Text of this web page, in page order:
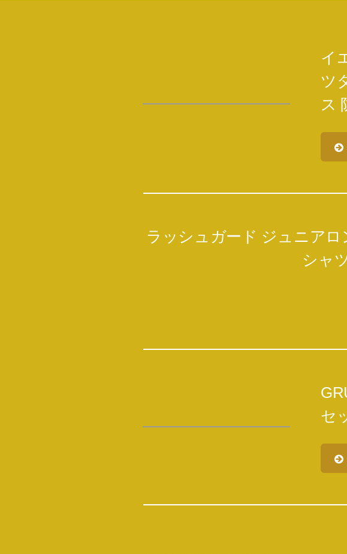
イ
ツ
ス
ラッシュガード ジュニア
シャ
セ